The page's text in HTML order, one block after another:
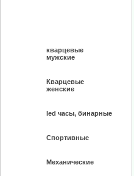
кварцевые
мужские
Кварцевые
женские
led часы, бинарные
Спортивные
Механические